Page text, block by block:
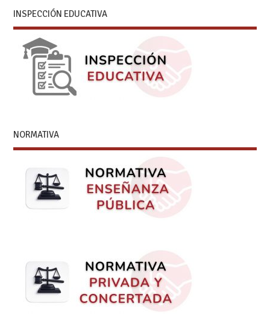
INSPECCIÓN EDUCATIVA
NORMATIVA